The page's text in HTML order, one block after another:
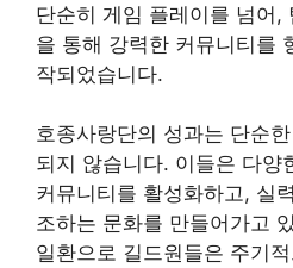
단순히 게임 플레이를 넘어,
을 통해 강력한 커뮤니티를
작되었습니다.
호종사랑단의 성과는 단순
되지 않습니다. 이들은 다양
커뮤니티를 활성화하고, 실
조하는 문화를 만들어가고
일환으로 길드원들은 주기